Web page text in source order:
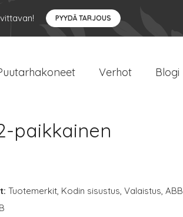
PYYDÄ TARJOUS
Verhot Blogi
paikkainen
Tuotemerkit, Kodin sisustus, Valaistus, ABB